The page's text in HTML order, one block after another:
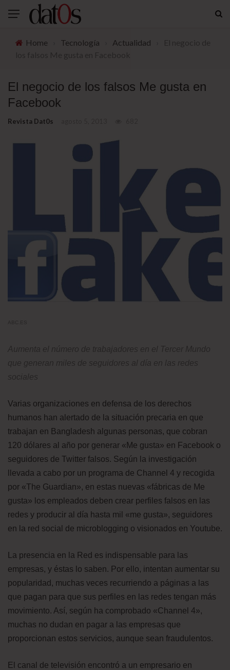
Home Tecnología Actualidad
El negocio de los falsos Me gusta en
Facebook
Revista Dat0s
Aumenta el número de trabajadores en el Tercer Mundo
que generan miles de seguidores al día en las redes
sociales
Varias organizaciones en defensa de los derechos
humanos han alertado de la situación precaria en que
trabajan en Bangladesh algunas personas, que cobran
120 dólares al año por generar «Me gusta» en Facebook o
seguidores de Twitter falsos. Según la investigación
llevada a cabo por un programa de Channel 4 y recogida
por «The Guardian», en estas nuevas «fábricas de Me
gusta» los empleados deben crear perfiles falsos en las
redes y producir al día hasta mil «me gusta», seguidores
en la red social de microblogging o visionados en Youtube.
La presencia en la Red es indispensable para las
empresas, y éstas lo saben. Por ello, intentan aumentar su
popularidad, muchas veces recurriendo a páginas a las
que pagan para que sus perfiles en las redes tengan más
movimiento. Así, según ha comprobado «Channel 4»,
muchas no dudan en pagar a las empresas que
proporcionan estos servicios, aunque sean fraudulentos.
El canal de televisión encontró a un empresario en